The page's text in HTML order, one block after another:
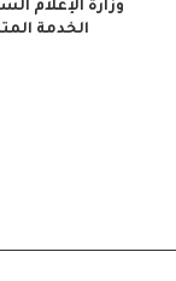
وزارة الإعلام
الخدمة